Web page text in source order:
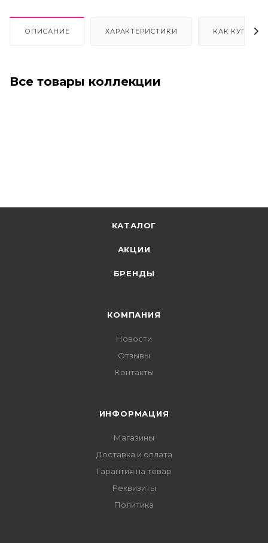
ОПИСАНИЕ ХАРАКТЕРИСТИКИ КАК КУПИТЬ
Все товары коллекции
КАТАЛОГ
АКЦИИ
БРЕНДЫ
КОМПАНИЯ
Новости
Отзывы
Контакты
ИНФОРМАЦИЯ
Магазины
Доставка и оплата
Гарантия на товар
Реквизиты
Политика